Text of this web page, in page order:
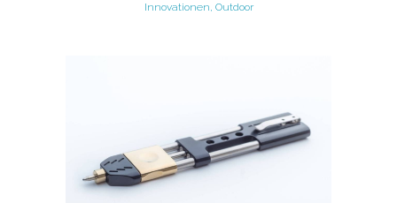
Innovationen, Outdoor